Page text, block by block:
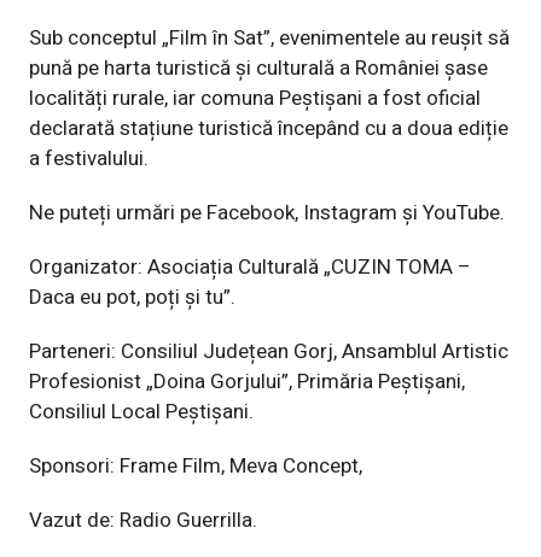
Sub conceptul „Film în Sat”, evenimentele au reușit să
pună pe harta turistică și culturală a României șase
localități rurale, iar comuna Peștișani a fost oficial
declarată stațiune turistică începând cu a doua ediție
a festivalului.
Ne puteți urmări pe Facebook, Instagram și YouTube.
Organizator: Asociația Culturală „CUZIN TOMA –
Daca eu pot, poți și tu”.
Parteneri: Consiliul Județean Gorj,Ansamblul Artistic
Profesionist „Doina Gorjului”, Primăria Peștișani,
Consiliul Local Peștișani.
Sponsori: Frame Film, Meva Concept,
Vazut de: Radio Guerrilla.